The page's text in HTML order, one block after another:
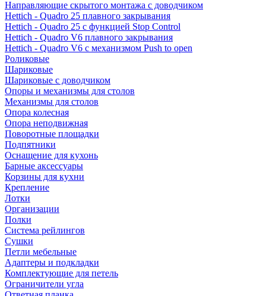
Направляющие скрытого монтажа с доводчиком
Hettich - Quadro 25 плавного закрывания
Hettich - Quadro 25 с функцией Stop Control
Hettich - Quadro V6 плавного закрывания
Hettich - Quadro V6 с механизмом Push to open
Роликовые
Шариковые
Шариковые с доводчиком
Опоры и механизмы для столов
Механизмы для столов
Опора колесная
Опора неподвижная
Поворотные площадки
Подпятники
Оснащение для кухонь
Барные аксессуары
Корзины для кухни
Крепление
Лотки
Организации
Полки
Система рейлингов
Сушки
Петли мебельные
Адаптеры и подкладки
Комплектующие для петель
Ограничители угла